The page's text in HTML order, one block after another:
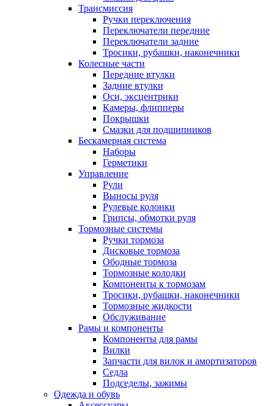
Трансмиссия
Ручки переключения
Переключатели передние
Переключатели задние
Тросики, рубашки, наконечники
Колесные части
Передние втулки
Задние втулки
Оси, эксцентрики
Камеры, флипперы
Покрышки
Смазки для подшипников
Бескамерная система
Наборы
Герметики
Управление
Рули
Выносы руля
Рулевые колонки
Грипсы, обмотки руля
Тормозные системы
Ручки тормоза
Дисковые тормоза
Ободные тормоза
Тормозные колодки
Компоненты к тормозам
Тросики, рубашки, наконечники
Тормозные жидкости
Обслуживание
Рамы и компоненты
Компоненты для рамы
Вилки
Запчасти для вилок и амортизаторов
Седла
Подседелы, зажимы
Одежда и обувь